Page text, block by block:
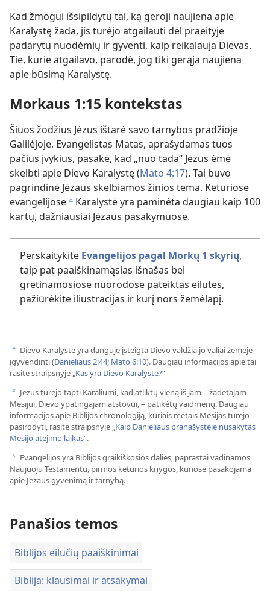
Kad žmogui išsipildytų tai, ką geroji naujiena apie
Karalystę žada, jis turėjo atgailauti dėl praeityje
padarytų nuodėmių ir gyventi, kaip reikalauja Dievas.
Tie, kurie atgailavo, parodė, jog tiki gerąja naujiena
apie būsimą Karalystę.
Morkaus 1:15 kontekstas
Šiuos žodžius Jėzus ištarė savo tarnybos pradžioje
Galilėjoje. Evangelistas Matas, aprašydamas tuos
pačius įvykius, pasakė, kad „nuo tada“ Jėzus ėmė
skelbti apie Dievo Karalystę (Mato 4:17). Tai buvo
pagrindinė Jėzaus skelbiamos žinios tema. Keturiose
evangelijosec Karalystė yra paminėta daugiau kaip 100
kartų, dažniausiai Jėzaus pasakymuose.
Perskaitykite Evangelijos pagal Morkų 1 skyrių,
taip pat paaiškinamąsias išnašas bei
gretinamosiose nuorodose pateiktas eilutes,
pažiūrėkite iliustracijas ir kurį nors žemėlapį.
a Dievo Karalystė yra danguje įsteigta Dievo valdžia jo valiai žemėje
įgyvendinti (Danieliaus 2:44; Mato 6:10). Daugiau informacijos apie tai
rasite straipsnyje „Kas yra Dievo Karalystė?“
b Jėzus turėjo tapti Karaliumi, kad atliktų vieną iš jam – žadėtajam
Mesijui, Dievo ypatingajam atstovui, – patikėtų vaidmenų. Daugiau
informacijos apie Biblijos chronologiją, kuriais metais Mesijas turėjo
pasirodyti, rasite straipsnyje „Kaip Danieliaus pranašystėje nusakytas
Mesijo atėjimo laikas“.
c Evangelijos yra Biblijos graikiškosios dalies, paprastai vadinamos
Naujuoju Testamentu, pirmos keturios knygos, kuriose pasakojama
apie Jėzaus gyvenimą ir tarnybą.
Panašios temos
Biblijos eilučių paaiškinimai
Biblija: klausimai ir atsakymai